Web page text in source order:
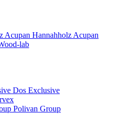
Hannahholz Acupan
lab
Dos Exclusive
Polivan Group